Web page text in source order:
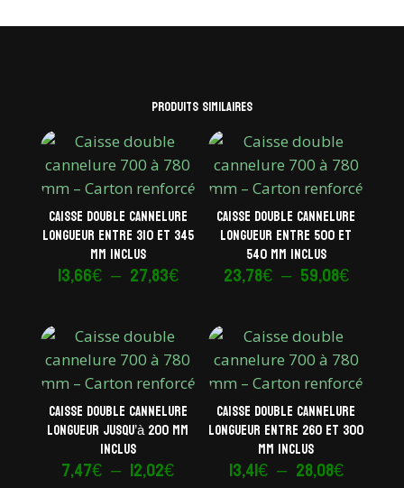
Produits similaires
Caisse double cannelure
longueur entre 310 et 345
mm inclus
13,66€ – 27,83€Plage
prix :
13,66€
à
27,83€
Caisse double cannelure
longueur entre 500 et
540 mm inclus
23,78€ – 59,08€Plage
à
59,08€
Caisse double cannelure
longueur jusqu’à 200 mm
inclus
7,47€ – 12,02€Plage
Caisse double cannelure
longueur entre 260 et 300
mm inclus
13,41€ – 28,08€Plage